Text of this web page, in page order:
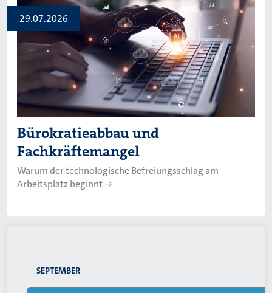
29.07.2026
Bürokratieabbau und
Fachkräftemangel
Warum der technologische Befreiungsschlag am
Arbeitsplatz beginnt
SEPTEMBER